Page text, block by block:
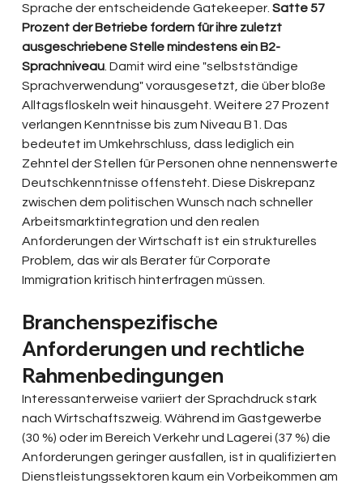
Sprache der entscheidende Gatekeeper. Satte 57
Prozent der Betriebe fordern für ihre zuletzt
ausgeschriebene Stelle mindestens ein B2-
Sprachniveau . Damit wird eine "selbstständige
Sprachverwendung" vorausgesetzt, die über bloße
Alltagsfloskeln weit hinausgeht. Weitere 27 Prozent
verlangen Kenntnisse bis zum Niveau B1. Das
bedeutet im Umkehrschluss, dass lediglich ein
Zehntel der Stellen für Personen ohne nennenswerte
Deutschkenntnisse offensteht. Diese Diskrepanz
zwischen dem politischen Wunsch nach schneller
Arbeitsmarktintegration und den realen
Anforderungen der Wirtschaft ist ein strukturelles
Problem, das wir als Berater für Corporate
Immigration kritisch hinterfragen müssen.
Branchenspezifische
Anforderungen und rechtliche
Rahmenbedingungen
Interessanterweise variiert der Sprachdruck stark
nach Wirtschaftszweig. Während im Gastgewerbe
(30 %) oder im Bereich Verkehr und Lagerei (37 %) die
Anforderungen geringer ausfallen, ist in qualifizierten
Dienstleistungssektoren kaum ein Vorbeikommen am